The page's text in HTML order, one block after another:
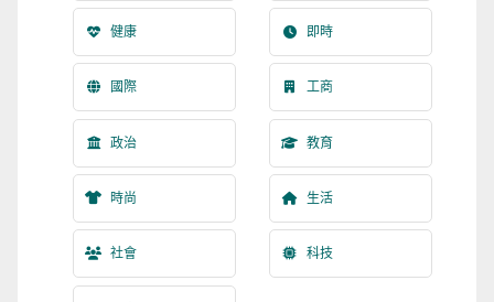
健康 即時
國際 工商
政治 教育
時尚 生活
社會 科技